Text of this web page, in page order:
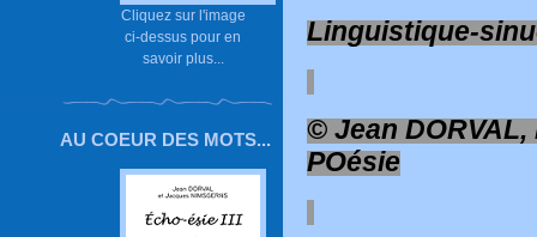
Cliquez sur l'image
ci-dessus pour en
savoir plus...
AU COEUR DES MOTS...
Linguistique-
© Jean
POésie